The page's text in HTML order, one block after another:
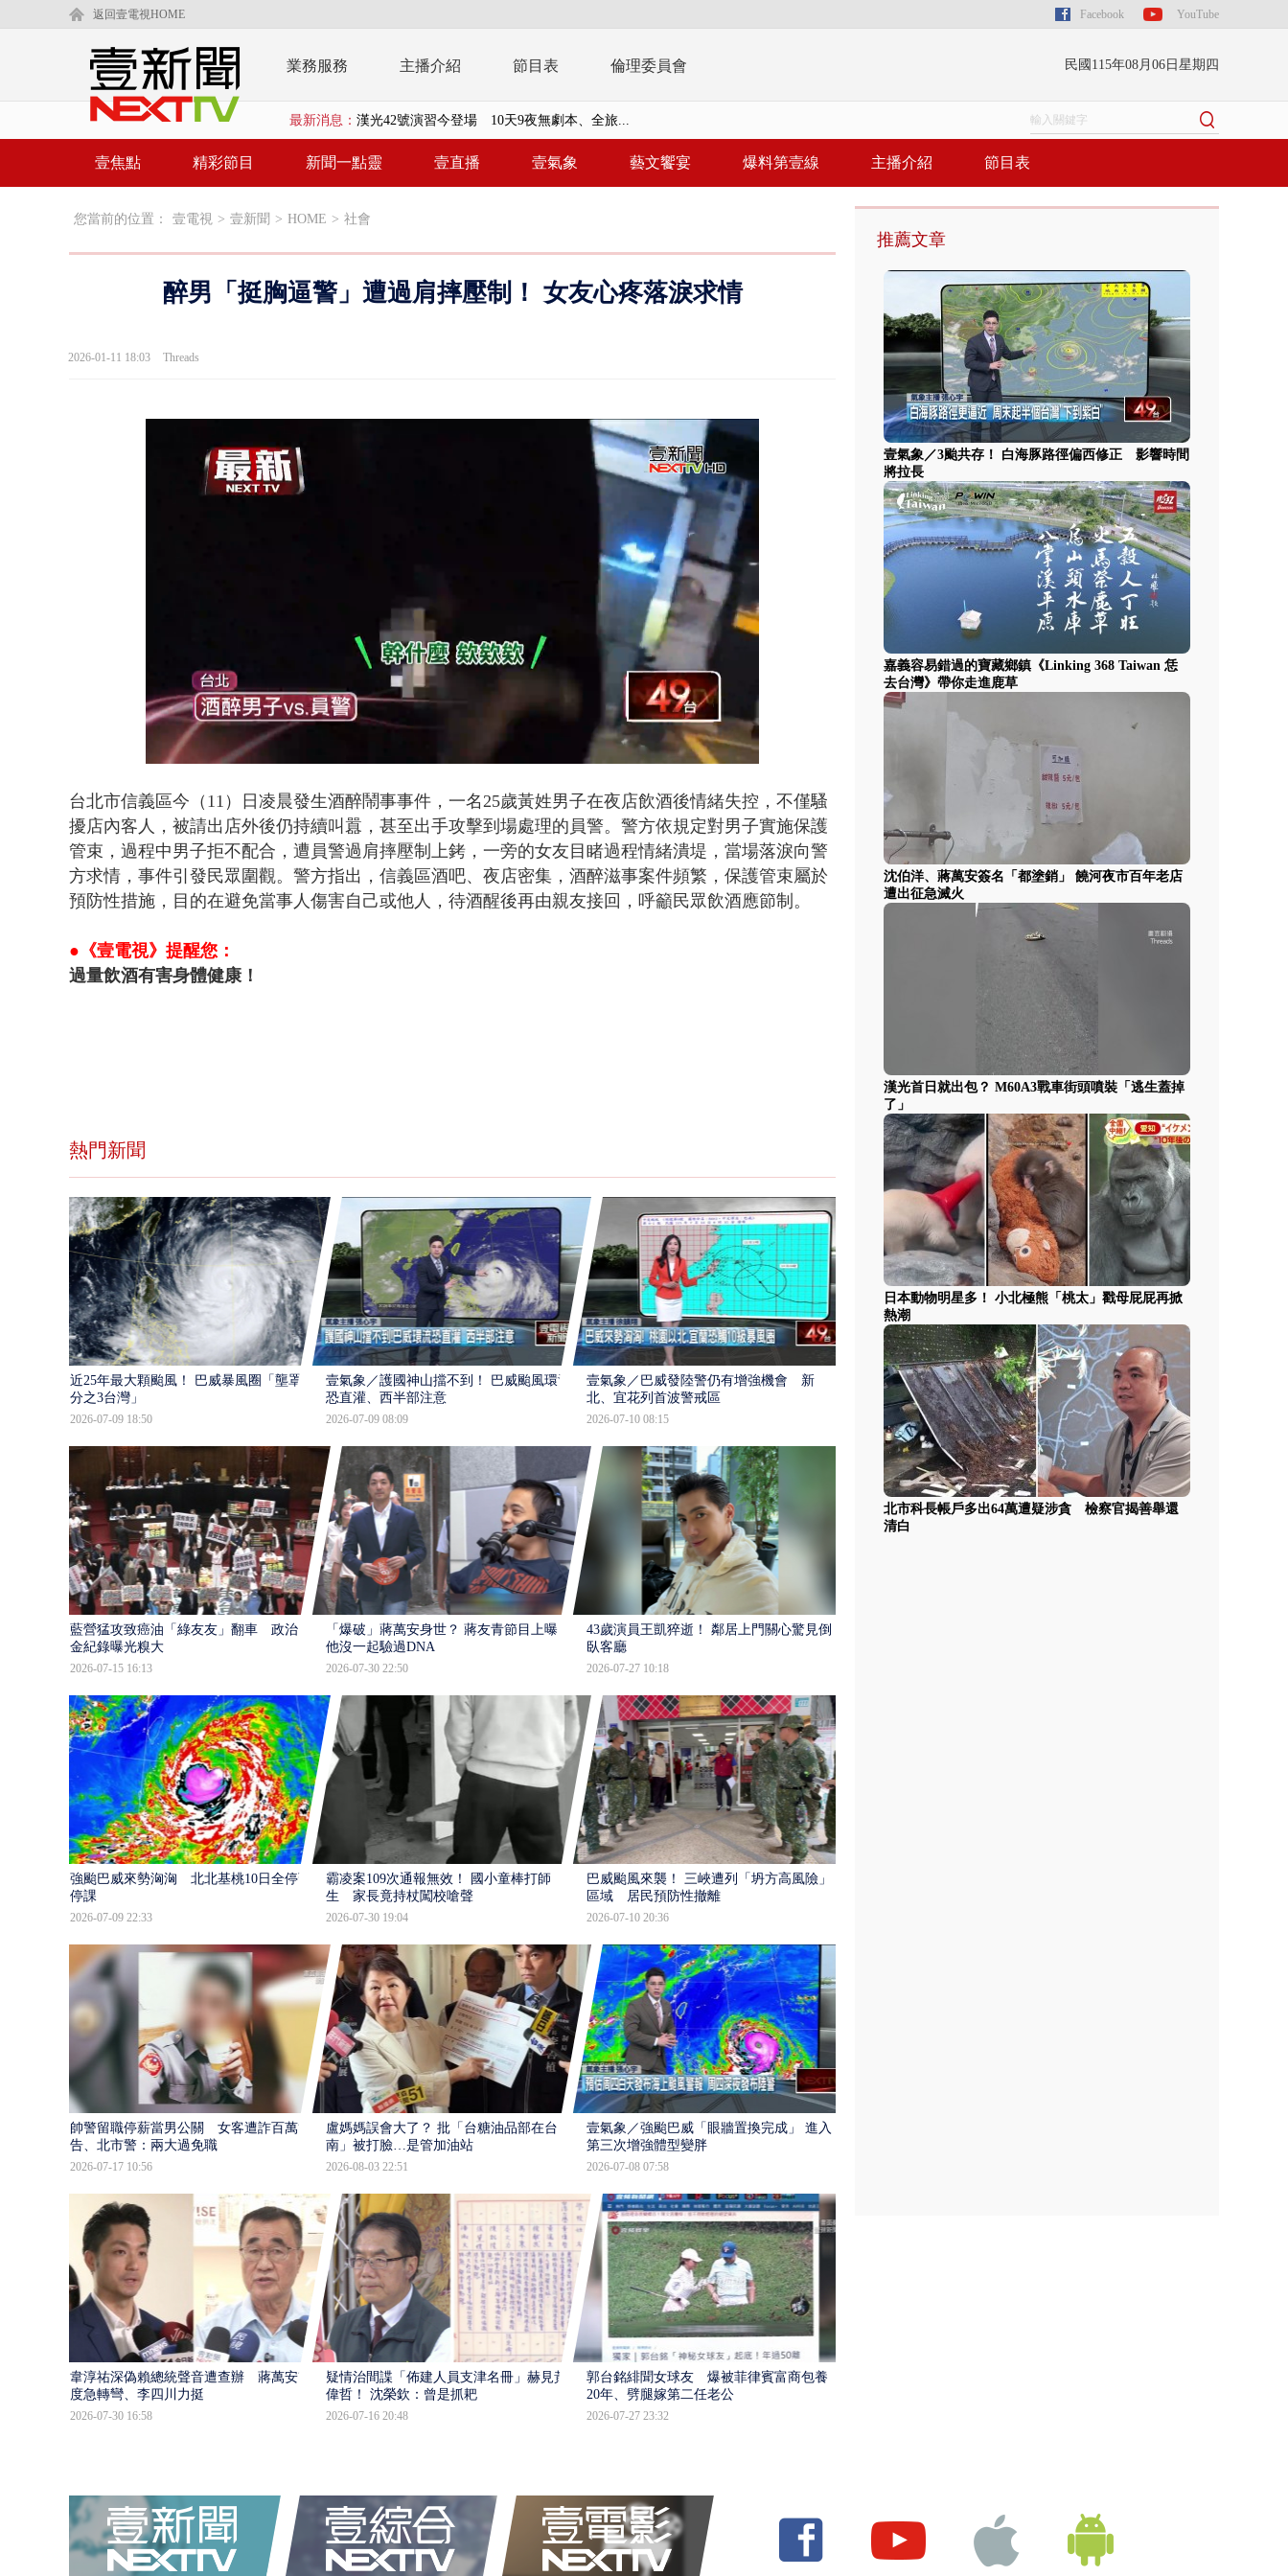
返回壹電視HOME Facebook YouTube
業務服務 主播介紹 節目表 倫理委員會 民國115年08月06日星期四
最新消息： 漢光42號演習今登場 10天9夜無劇本、全旅...
壹氣象／3颱共存！ 白海豚路徑偏西修正 影...
演哪齣？ 情侶吵架「女開門跳車」 違法道交...
缺錢偷竊失風… 離職員工虐殺屏東鎢金董座...
壹焦點 精彩節目 新聞一點靈 壹直播 壹氣象 藝文饗宴 爆料第壹線 主播介紹 節目表
您當前的位置： 壹電視 > 壹新聞 > HOME > 社會
醉男「挺胸逼警」遭過肩摔壓制！ 女友心疼落淚求情
2026-01-11 18:03 Threads
52.13%
台北市信義區今（11）日凌晨發生酒醉鬧事事件，一名25歲黃姓男子在夜店飲酒後情緒失控，不僅騷
擾店內客人，被請出店外後仍持續叫囂，甚至出手攻擊到場處理的員警。警方依規定對男子實施保護
管束，過程中男子拒不配合，遭員警過肩摔壓制上銬， 一旁的女友目睹過程情緒潰堤，當場落淚向警
方求情，事件引發民眾圍觀。警方指出，信義區酒吧、夜店密集，酒醉滋事案件頻繁，保護管束屬於
預防性措施，目的在避免當事人傷害自己或他人，待酒醒後再由親友接回，呼籲民眾飲酒應節制。
●《壹電視》提醒您：
過量飲酒有害身體健康！
熱門新聞
近25年最大顆颱風！ 巴威暴風圈「壟罩4
分之3台灣」
2026-07-09 18:50
壹氣象／護國神山擋不到！ 巴威颱風環流
恐直灌、西半部注意
2026-07-09 08:09
壹氣象／巴威發陸警仍有增強機會 新
北、宜花列首波警戒區
2026-07-10 08:15
藍營猛攻致癌油「綠友友」翻車 政治獻
金紀錄曝光糗大
2026-07-15 16:13
「爆破」蔣萬安身世？ 蔣友青節目上曝：
他沒一起驗過DNA
2026-07-30 22:50
43歲演員王凱猝逝！ 鄰居上門關心驚見倒
臥客廳
2026-07-27 10:18
強颱巴威來勢洶洶 北北基桃10日全停班
停課
2026-07-09 22:33
霸凌案109次通報無效！ 國小童棒打師
生 家長竟持杖闖校嗆聲
2026-07-30 19:04
巴威颱風來襲！ 三峽遭列「坍方高風險」
區域 居民預防性撤離
2026-07-10 20:36
帥警留職停薪當男公關 女客遭詐百萬提
告、北市警：兩大過免職
2026-07-17 10:56
盧媽媽誤會大了？ 批「台糖油品部在台
南」被打臉…是管加油站
2026-08-03 22:51
壹氣象／強颱巴威「眼牆置換完成」 進入
第三次增強體型變胖
2026-07-08 07:58
韋淳祐深偽賴總統聲音遭查辦 蔣萬安態
度急轉彎、李四川力挺
2026-07-30 16:58
疑情治間諜「佈建人員支津名冊」赫見黃
偉哲！ 沈榮欽：曾是抓耙
2026-07-16 20:48
郭台銘緋聞女球友 爆被菲律賓富商包養
20年、劈腿嫁第二任老公
2026-07-27 23:32
推薦文章
壹氣象／3颱共存！ 白海豚路徑偏西修正 影響時間
將拉長
嘉義容易錯過的寶藏鄉鎮《Linking 368 Taiwan 恁
去台灣》帶你走進鹿草
沈伯洋、蔣萬安簽名「都塗銷」 饒河夜市百年老店
遭出征急滅火
漢光首日就出包？ M60A3戰車街頭噴裝「逃生蓋掉
了」
日本動物明星多！ 小北極熊「桃太」戳母屁屁再掀
熱潮
北市科長帳戶多出64萬遭疑涉貪 檢察官揭善舉還
清白